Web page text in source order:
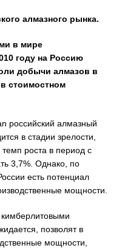
алмазного рынка.
в мире
году на Россию
добычи алмазов в
стоимостном
российский алмазный
в стадии зрелости,
роста в период с
3,7%. Однако, по
есть потенциал
мощности.
позволят в
мощности,